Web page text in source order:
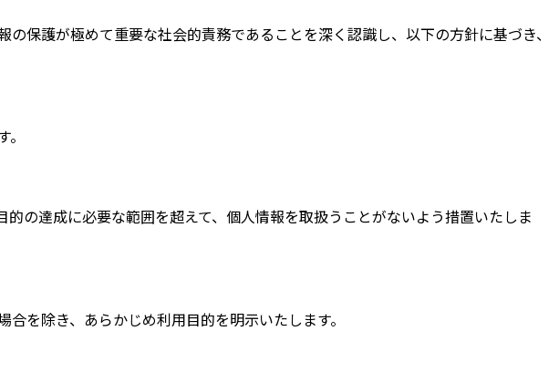
保護が極めて重要な社会的責務であることを深く認識し、以下の方針に基づき、
の達成に必要な範囲を超えて、個人情報を取扱うことがないよう措置いたしま
を除き、あらかじめ利用目的を明示いたします。